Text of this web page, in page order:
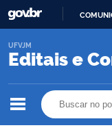
Editais e
UFVJM